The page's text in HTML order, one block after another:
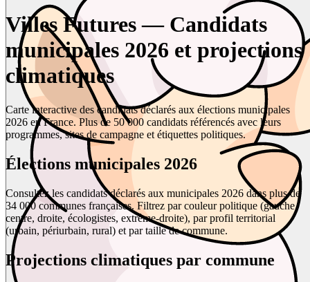
Villes Futures — Candidats
municipales 2026 et projections
climatiques
Carte interactive des candidats déclarés aux élections municipales
2026 en France. Plus de 50 000 candidats référencés avec leurs
programmes, sites de campagne et étiquettes politiques.
Élections municipales 2026
Consultez les candidats déclarés aux municipales 2026 dans plus de
34 000 communes françaises. Filtrez par couleur politique (gauche,
centre, droite, écologistes, extrême-droite), par profil territorial
(urbain, périurbain, rural) et par taille de commune.
Projections climatiques par commune